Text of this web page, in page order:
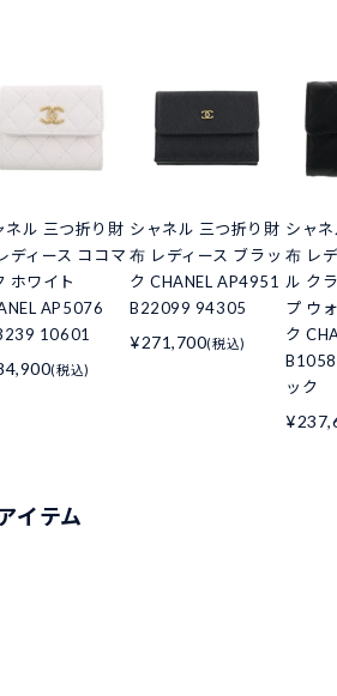
ネル 三つ折り財
ディース ココマ
ホワイト
AP5076
10601
(税込)
シャネル 三つ折り財
布 レディース ブラッ
ク CHANEL AP4951
B22099 94305
¥271,700(税込)
シャ
布 レ
ル ク
プ ウ
ク
ック
イテム